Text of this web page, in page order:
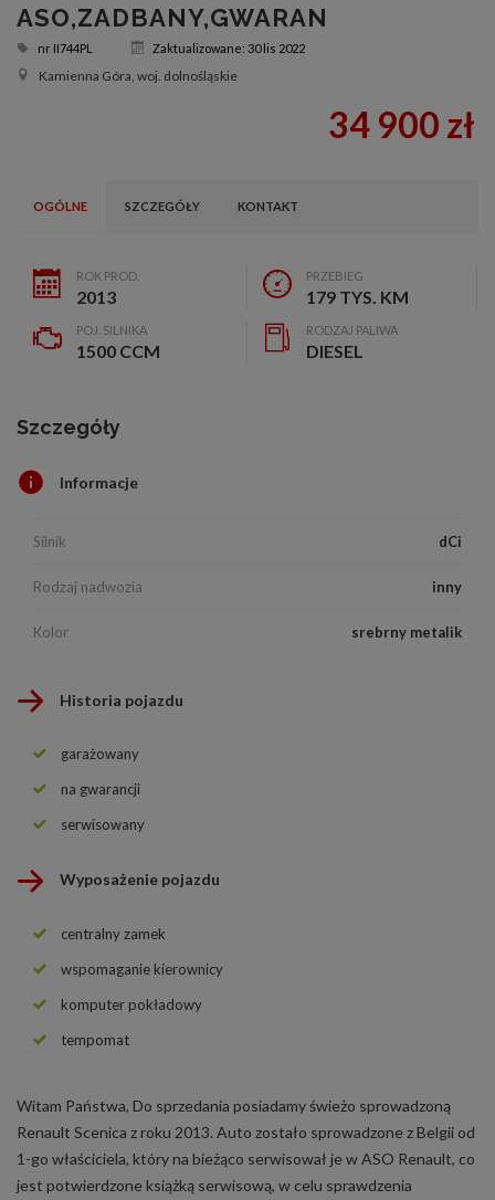
ASO,ZADBANY,GWARAN
nr II744PL Zaktualizowane: 30 lis 2022
Kamienna Góra, woj. dolnośląskie
34 900 zł
OGÓLNE SZCZEGÓŁY KONTAKT
ROK PROD.
2013
PRZEBIEG
179 TYS. KM
POJ. SILNIKA
1500 CCM
RODZAJ PALIWA
DIESEL
Szczegóły
Informacje
Silnik dCi
Rodzaj nadwozia inny
Kolor srebrny metalik
Historia pojazdu
garażowany
na gwarancji
serwisowany
Wyposażenie pojazdu
centralny zamek
wspomaganie kierownicy
komputer pokładowy
tempomat
Witam Państwa, Do sprzedania posiadamy świeżo sprowadzoną
Renault Scenica z roku 2013. Auto zostało sprowadzone z Belgii od
1-go właściciela, który na bieżąco serwisował je w ASO Renault, co
jest potwierdzone książką serwisową, w celu sprawdzenia